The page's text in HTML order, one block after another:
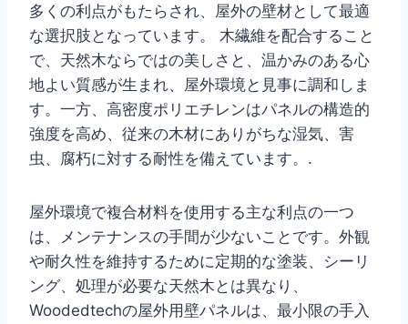
多くの利点がもたらされ、屋外の壁材として最適
な選択肢となっています。 木繊維を配合すること
で、天然木ならではの美しさと、温かみのある心
地よい質感が生まれ、屋外環境と見事に調和しま
す。一方、高密度ポリエチレンはパネルの構造的
強度を高め、従来の木材にありがちな湿気、害
虫、腐朽に対する耐性を備えています。.
屋外環境で複合材料を使用する主な利点の一つ
は、メンテナンスの手間が少ないことです。外観
や耐久性を維持するために定期的な塗装、シーリ
ング、処理が必要な天然木とは異なり、
Woodedtechの屋外用壁パネルは、最小限の手入